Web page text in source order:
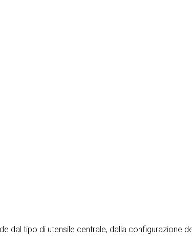
dal tipo di utensile centrale, dalla configurazione